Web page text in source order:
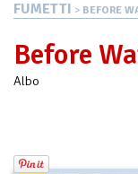
FUMETTI > BEFORE
Before
Albo